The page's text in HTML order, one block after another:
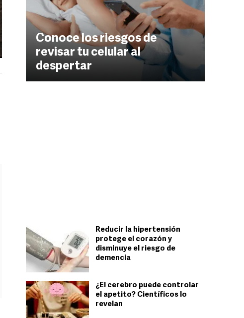
Conoce los riesgos de
revisar tu celular al
despertar
Reducir la hipertensión
protege el corazón y
disminuye el riesgo de
demencia
¿El cerebro puede controlar
el apetito? Científicos lo
revelan